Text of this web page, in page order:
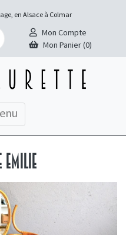
en Alsace à Colmar
Mon Compte
Mon Panier (0)
Emilie